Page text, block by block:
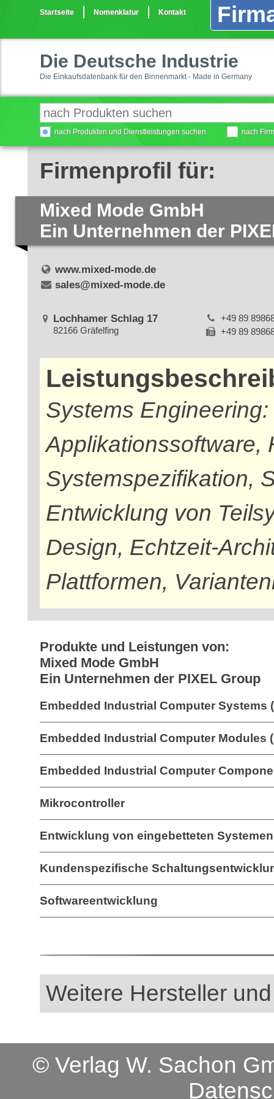
Startseite Nomenklatur Kontakt
Die Deutsche Industrie
Die Einkaufsdatenbank für den Binnenmarkt - Made in Germany
nach Produkten und Dienstleistungen suchen nach
Firmenprofil für:
Mixed Mode GmbH
Ein Unternehmen der
www.mixed-mode.de
sales@mixed-mode.de
Lochhamer Schlag 17
82166 Gräfelfing
+49 89
+49 89
Systems
Applikationssoftware,
Systemspezifikation,
Entwicklung von
Design, Echtzeit-
Plattformen,
Produkte und Leistungen von:
Mixed Mode GmbH
Ein Unternehmen der PIXEL Group
Embedded Industrial Computer Systems
Embedded Industrial Computer Modules
Embedded Industrial Computer
Mikrocontroller
Entwicklung von eingebetteten Systemen
Kundenspezifische
Softwareentwicklung
Weitere Hersteller
© Verlag W. Sachon